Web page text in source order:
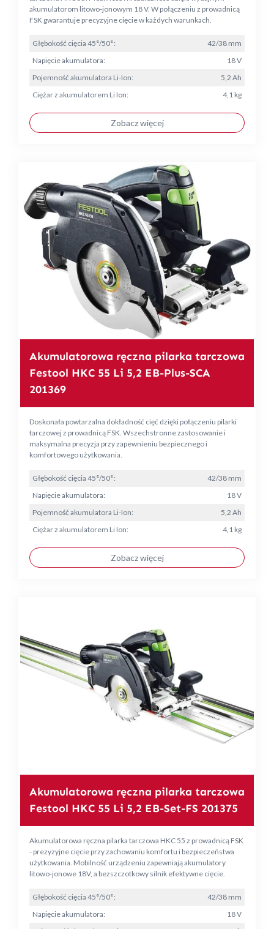
akumulatorom litowo-jonowym 18 V. W połączeniu z prowadnicą
FSK gwarantuje precyzyjne cięcie w każdych warunkach.
Głębokość cięcia 45°/50°:
42/38 mm
Napięcie akumulatora:
18 V
Pojemność akumulatora Li-Ion:
5,2 Ah
Ciężar z akumulatorem Li Ion:
4,1 kg
Zobacz więcej
Akumulatorowa ręczna pilarka tarczowa
Festool HKC 55 Li 5,2 EB-Plus-SCA
201369
Doskonała powtarzalna dokładność cięć dzięki połączeniu pilarki
tarczowej z prowadnicą FSK. Wszechstronne zastosowanie i
maksymalna precyzja przy zapewnieniu bezpiecznego i
komfortowego użytkowania.
Głębokość cięcia 45°/50°:
42/38 mm
Napięcie akumulatora:
18 V
Pojemność akumulatora Li-Ion:
5,2 Ah
Ciężar z akumulatorem Li Ion:
4,1 kg
Zobacz więcej
Akumulatorowa ręczna pilarka tarczowa
Festool HKC 55 Li 5,2 EB-Set-FS 201375
Akumulatorowa ręczna pilarka tarczowa HKC 55 z prowadnicą FSK
- prezyzyjne cięcie przy zachowaniu komfortu i bezpieczeństwa
użytkowania. Mobilność urządzeniu zapewniają akumulatory
litowo-jonowe 18V, a bezszczotkowy silnik efektywne cięcie.
Głębokość cięcia 45°/50°:
42/38 mm
Napięcie akumulatora:
18 V